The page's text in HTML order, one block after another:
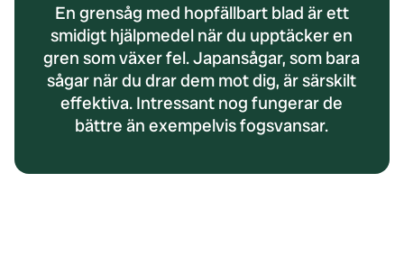
En grensåg med hopfällbart blad är ett
smidigt hjälpmedel när du upptäcker en
gren som växer fel. Japansågar, som bara
sågar när du drar dem mot dig, är särskilt
effektiva. Intressant nog fungerar de
bättre än exempelvis fogsvansar.